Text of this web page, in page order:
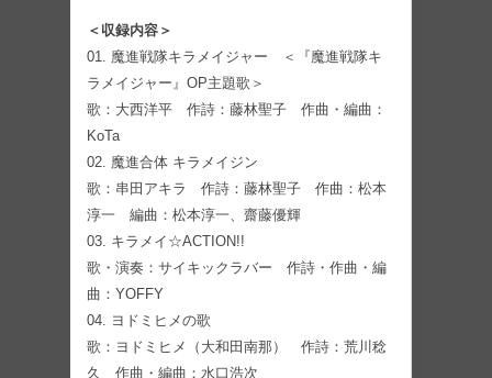
＜収録内容＞
01. 魔進戦隊キラメイジャー ＜『魔進戦隊キ
ラメイジャー』OP主題歌＞
歌：大西洋平 作詩：藤林聖子 作曲・編曲：
KoTa
02. 魔進合体 キラメイジン
歌：串田アキラ 作詩：藤林聖子 作曲：松本
淳一 編曲：松本淳一、齋藤優輝
03. キラメイ☆ACTION!!
歌・演奏：サイキックラバー 作詩・作曲・編
曲：YOFFY
04. ヨドミヒメの歌
歌：ヨドミヒメ（大和田南那） 作詩：荒川稔
久 作曲・編曲：水口浩次